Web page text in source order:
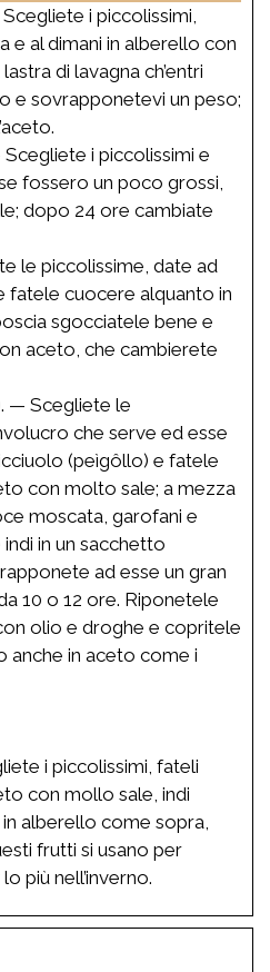
i piccolissimi,
e al dimani in alberello con
di lavagna ch’entri
e sovrapponetevi un peso;
i piccolissimi e
fossero un poco grossi,
dopo 24 ore cambiate
le piccolissime, date ad
fatele cuocere alquanto in
sgocciatele bene e
aceto, che cambierete
— Scegliete le
che serve ed esse
(peìgôllo) e fatele
con molto sale; a mezza
moscata, garofani e
in un sacchetto
ad esse un gran
10 o 12 ore. Riponetele
olio e droghe e copritele
anche in aceto come i
i piccolissimi, fateli
con mollo sale, indi
alberello come sopra,
frutti si usano per
più nell’inverno.